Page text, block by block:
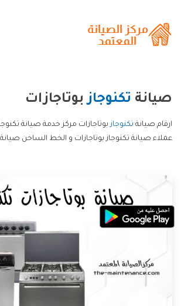
صيانة تكنوجازبوتاجازات
ارقام صيانة تكنوجازبوتاجازات مركز خدمة صيانة
عملاء صيانة تكنوجاز بوتاجازات و الخط الساخن صيانة